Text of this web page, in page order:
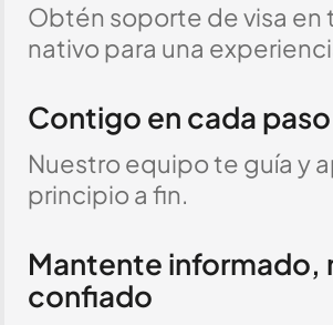
Obtén soporte de visa en
nativo para una
Contigo en cada
Nuestro equipo te guía y
principio a fin.
Mantente informado,
confiado